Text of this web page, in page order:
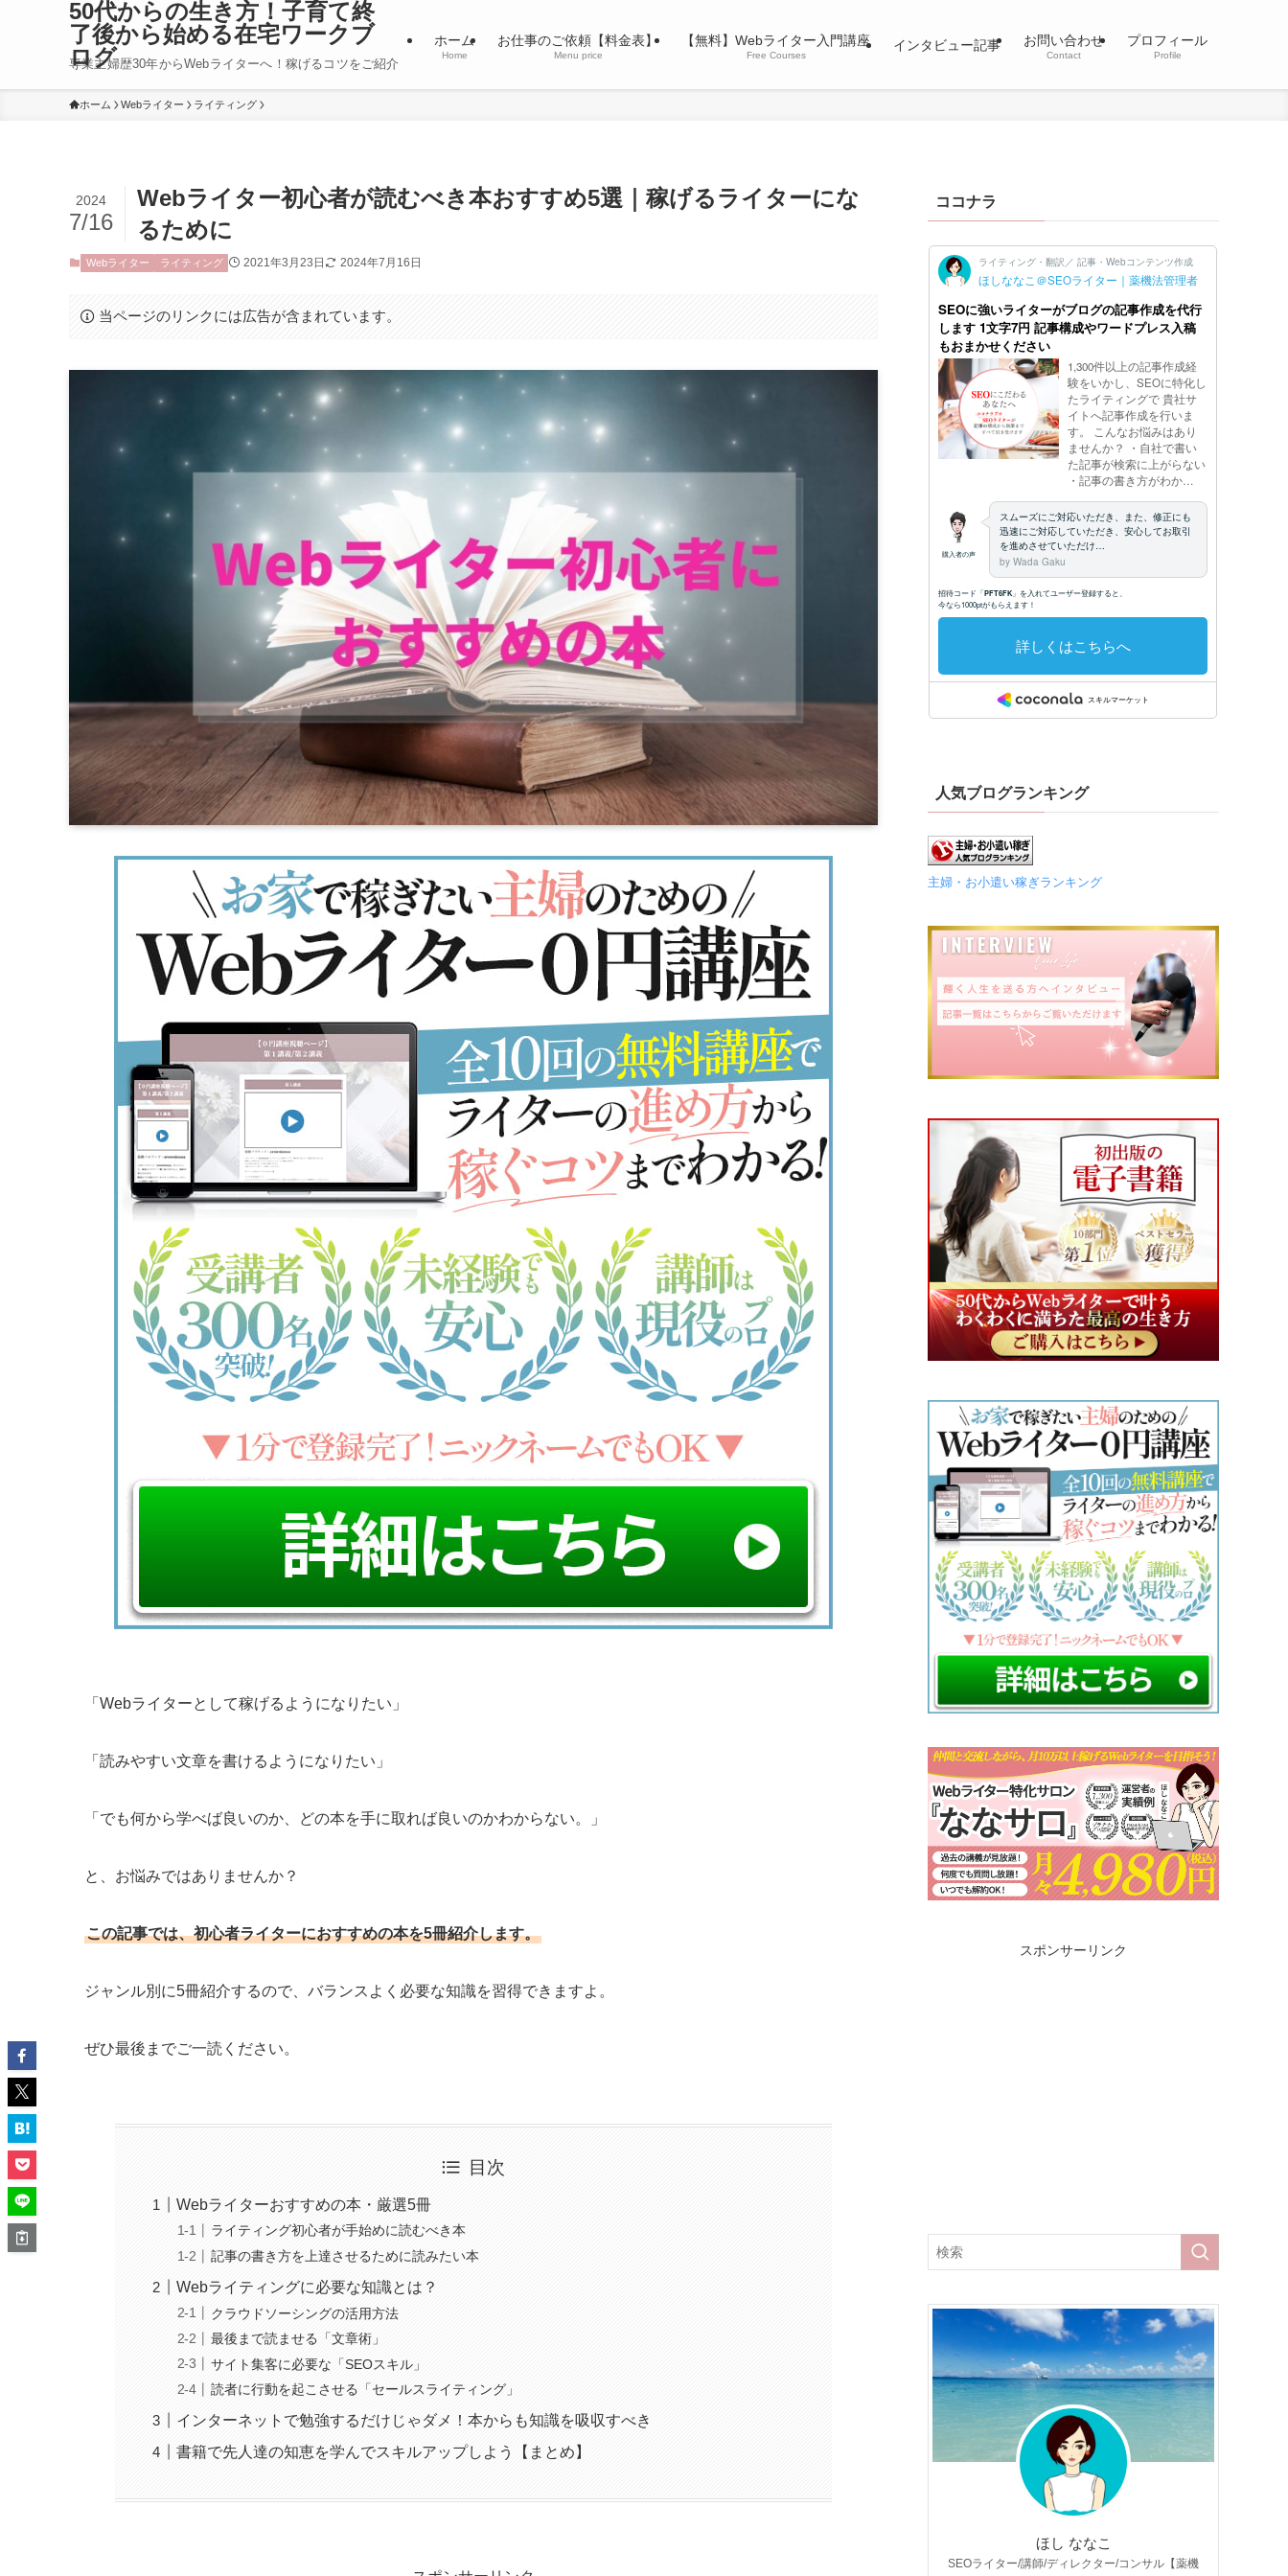
50代からの生き方！子育て終
了後から始める在宅ワークブ
ログ
専業主婦歴30年からWebライターへ！稼げるコツをご紹介
ホーム
Home
お仕事のご依頼【料金表】
Menu price
【無料】Webライター入門講座
Free Courses
インタビュー記事 お問い合わせ
Contact
プロフィール
Profile
ホーム Webライター ライティング
Webライター初心者が読むべき本おすすめ5選｜稼げるライターにな
るために
2024
7/16
Webライター ライティング 2021年3月23日 2024年7月16日
当ページのリンクには広告が含まれています。
「Webライターとして稼げるようになりたい」
「読みやすい文章を書けるようになりたい」
「でも何から学べば良いのか、どの本を手に取れば良いのかわからない。」
と、お悩みではありませんか？
この記事では、初心者ライターにおすすめの本を5冊紹介します。
ジャンル別に5冊紹介するので、バランスよく必要な知識を習得できますよ。
ぜひ最後までご一読ください。
目次
Webライターおすすめの本・厳選5冊
ライティング初心者が手始めに読むべき本
記事の書き方を上達させるために読みたい本
Webライティングに必要な知識とは？
クラウドソーシングの活用方法
最後まで読ませる「文章術」
サイト集客に必要な「SEOスキル」
読者に行動を起こさせる「セールスライティング」
インターネットで勉強するだけじゃダメ！本からも知識を吸収すべき
書籍で先人達の知恵を学んでスキルアップしよう【まとめ】
ココナラ
人気ブログランキング
主婦・お小遣い稼ぎランキング
スポンサーリンク
ほし ななこ
SEOライター/講師/ディレクター/コンサル【薬機